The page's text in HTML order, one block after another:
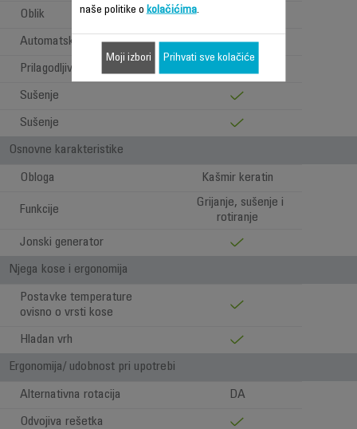
Oblik
Automatsko rotiranje
Prilagodljiva temperatura
Sušenje
Sušenje
Osnovne karakteristike
Obloga Kašmir keratin
Funkcije
Grijanje, sušenje i
rotiranje
Jonski generator
Njega kose i ergonomija
Postavke temperature
ovisno o vrsti kose
Hladan vrh
Ergonomija/ udobnost pri upotrebi
Alternativna rotacija DA
Odvojiva rešetka
naše politike o kolačićima.
Moji izbori Prihvati sve kolačiće